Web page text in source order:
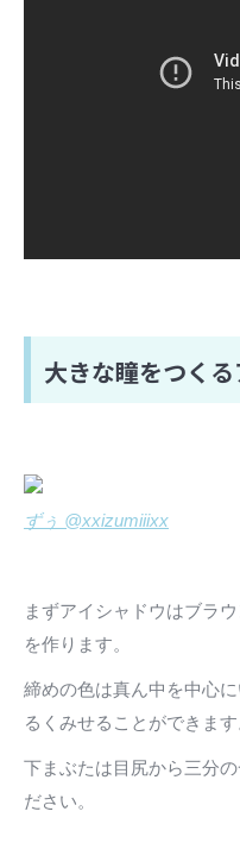
大きな瞳をつく
ずぅ @xxizumiiixx
まずアイシャドウはブラ
を作ります。
締めの色は真ん中を中心
るくみせることができます
下まぶたは目尻から三分
ださい。